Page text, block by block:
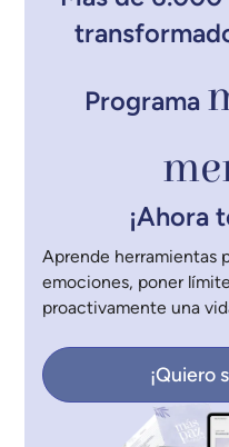
Programa
¡Ahora
Aprende herramientas
emociones, poner
proactivamente una
¡Quiero